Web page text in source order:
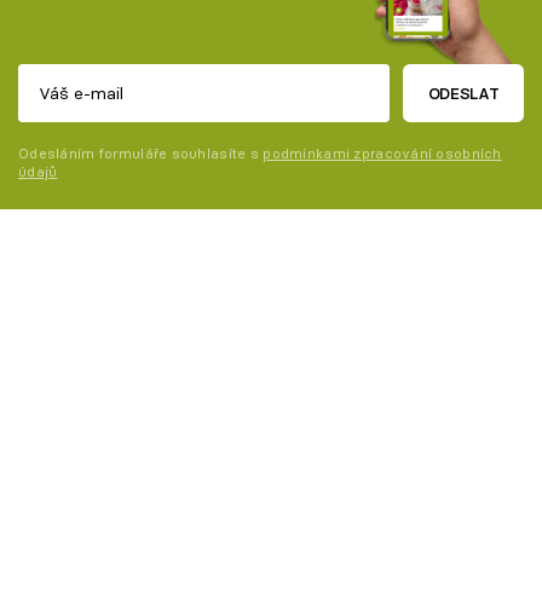
ODESLAT
Odesláním formuláře souhlasíte s podmínkami zpracování osobních
údajů